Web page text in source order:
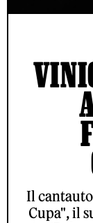
Il
Cupa", il